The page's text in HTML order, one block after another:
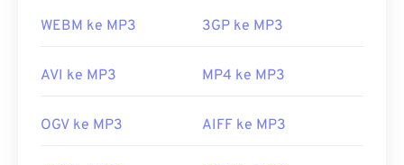
WEBM ke MP3 3GP ke MP3
AVI ke MP3 MP4 ke MP3
OGV ke MP3 AIFF ke MP3